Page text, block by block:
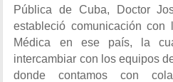
Pública de Cuba, Doctor
estableció comunicación
Médica en ese país, la
intercambiar con los equipos
donde contamos con